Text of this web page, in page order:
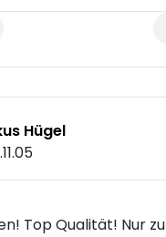
Hügel
Top Qualität! Nur zu